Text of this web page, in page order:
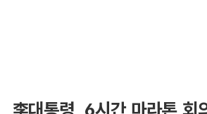
李대통령, 6시간 마라톤